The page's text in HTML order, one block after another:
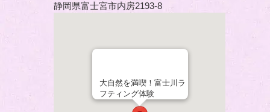
静岡県富士宮市内房2193-8
大自然を満喫！富士川ラ
フティング体験